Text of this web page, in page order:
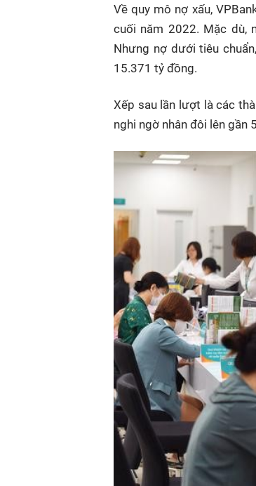
Về quy mô nợ xấu,
cuối năm 2022. Mặc dù,
Nhưng nợ dưới tiêu
15.371 tỷ đồng.
Xếp sau lần lượt là các
nghi ngờ nhân đôi lên gần